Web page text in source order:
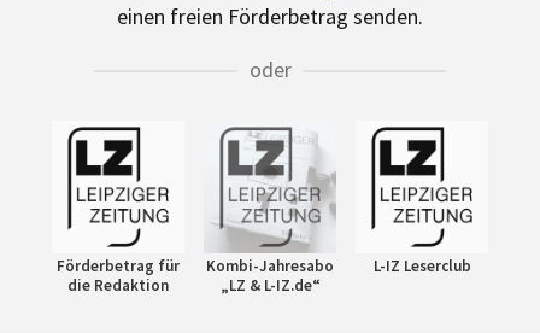
einen freien Förderbetrag senden.
oder
Förderbetrag für
die Redaktion
Kombi-Jahresabo
„LZ & L-IZ.de“
L-IZ Leserclub